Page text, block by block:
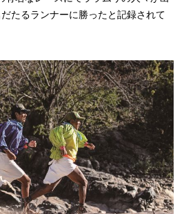
たるランナーに勝ったと記録されて